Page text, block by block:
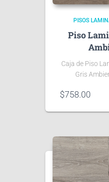
PISOS
Piso
Caja de Piso
Gris
$758.00